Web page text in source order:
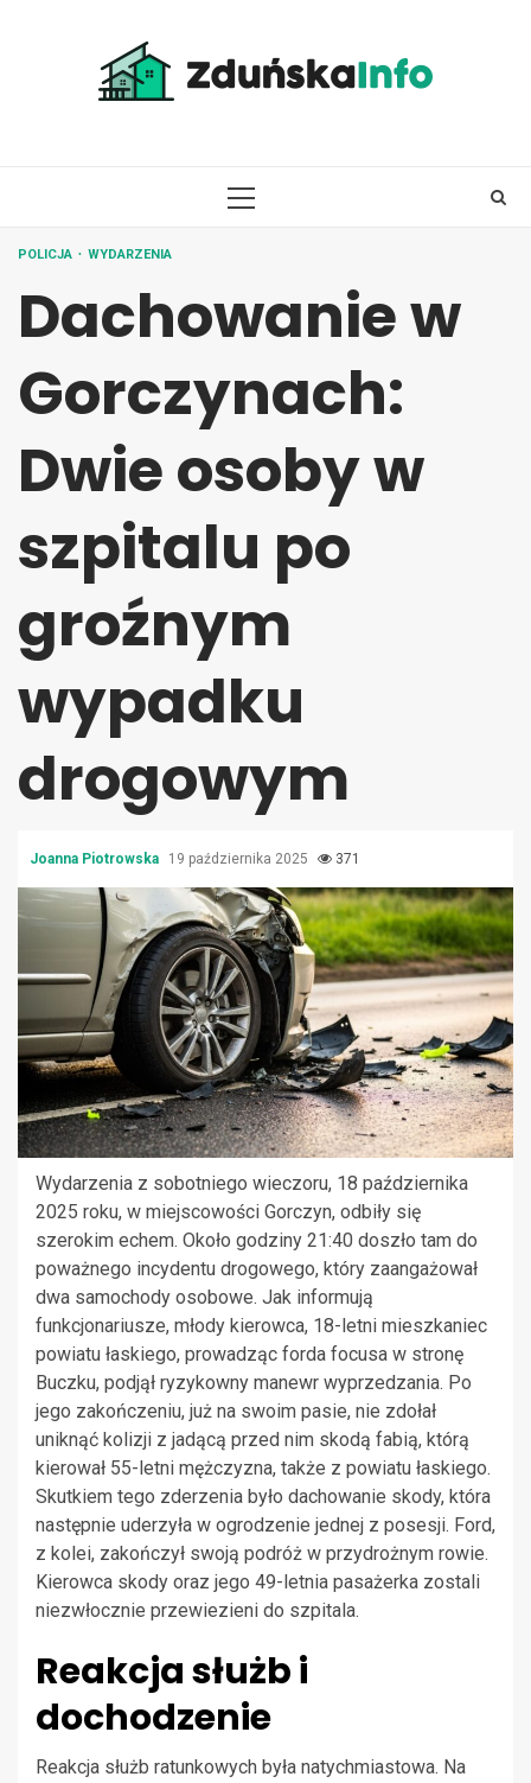
PRIMARY
POLICJA WYDARZENIA
Dachowanie w
Gorczynach:
Dwie osoby w
szpitalu po
groźnym
wypadku
drogowym
Joanna Piotrowska 19 października 2025 371
Wydarzenia z sobotniego wieczoru, 18 października
2025 roku, w miejscowości Gorczyn, odbiły się
szerokim echem. Około godziny 21:40 doszło tam do
poważnego incydentu drogowego, który zaangażował
dwa samochody osobowe. Jak informują
funkcjonariusze, młody kierowca, 18-letni mieszkaniec
powiatu łaskiego, prowadząc forda focusa w stronę
Buczku, podjął ryzykowny manewr wyprzedzania. Po
jego zakończeniu, już na swoim pasie, nie zdołał
uniknąć kolizji z jadącą przed nim skodą fabią, którą
kierował 55-letni mężczyzna, także z powiatu łaskiego.
Skutkiem tego zderzenia było dachowanie skody, która
następnie uderzyła w ogrodzenie jednej z posesji. Ford,
z kolei, zakończył swoją podróż w przydrożnym rowie.
Kierowca skody oraz jego 49-letnia pasażerka zostali
niezwłocznie przewiezieni do szpitala.
Reakcja służb i
dochodzenie
Reakcja służb ratunkowych była natychmiastowa. Na